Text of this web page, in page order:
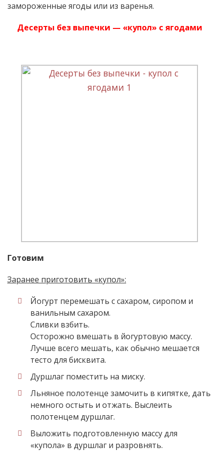
замороженные ягоды или из варенья.
Десерты без выпечки — «купол» с ягодами
Готовим
Заранее приготовить «купол»:
Йогурт перемешать с сахаром, сиропом и
ванильным сахаром.
Сливки взбить.
Осторожно вмешать в йогуртовую массу.
Лучше всего мешать, как обычно мешается
тесто для бисквита.
Дуршлаг поместить на миску.
Льняное полотенце замочить в кипятке, дать
немного остыть и отжать. Выслеить
полотенцем дуршлаг.
Выложить подготовленную массу для
«купола» в дуршлаг и разровнять.